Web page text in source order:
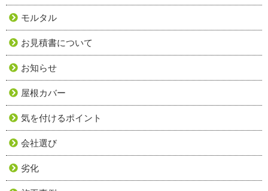
モルタル
お見積書について
お知らせ
屋根カバー
気を付けるポイント
会社選び
劣化